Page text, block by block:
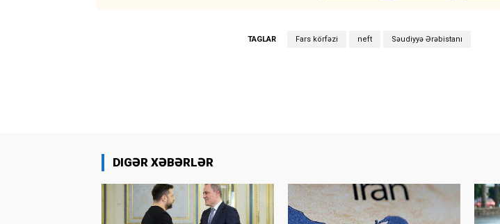
TAGLAR Fars körfəzi neft Səudiyyə Ərəbistanı
DIGƏR XƏBƏRLƏR